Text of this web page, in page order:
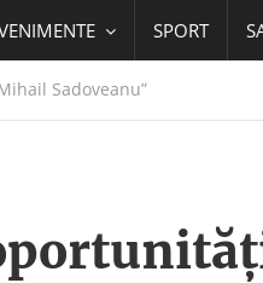
SPORT
Sadoveanu”